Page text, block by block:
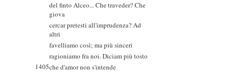
del finto Alceo... Che traveder? Che
giova
cercar pretesti all'imprudenza? Ad
altri
favelliamo così; ma più sinceri
ragioniamo fra noi. Diciam più tosto
1405che d'amor non s'intende